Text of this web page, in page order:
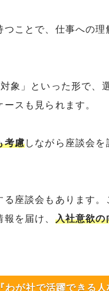
ことで、仕事への理
象」といった形で、
スも見られます。
考慮しながら座談会
る座談会もあります
を届け、 入社意欲の
『わが社で活躍できる